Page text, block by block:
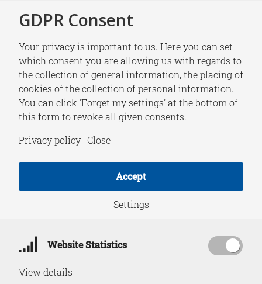
NEWS
Een onafhankelijk
Catalonië is
onbetaalbaar
GDPR Consent
Your privacy is important to us. Here you can set
which consent you are allowing us with regards to
the collection of general information, the placing of
cookies of the collection of personal information.
You can click 'Forget my settings' at the bottom of
this form to revoke all given consents.
Privacy policy | Close
Accept
Settings
Website Statistics
View details